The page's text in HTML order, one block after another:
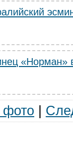
«Норман»